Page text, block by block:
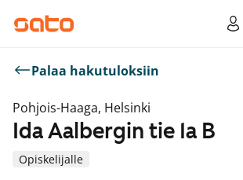
Palaa hakutuloksiin
Pohjois-Haaga, Helsinki
Opiskelijalle
Ida Aalbergin tie 1a B